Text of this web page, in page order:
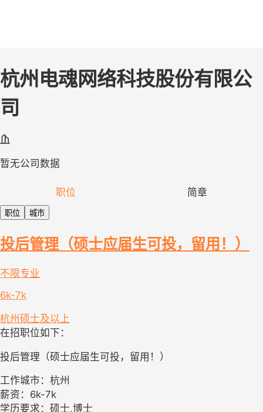
杭州电魂网络科技股份有限公
司
暂无公司数据
职位 简章
职位 城市
投后管理（硕士应届生可投，留用！）
不限专业
6k-7k
杭州 硕士及以上
在招职位如下：
投后管理（硕士应届生可投，留用！）
工作城市：杭州
薪资：6k-7k
学历要求：硕士,博士